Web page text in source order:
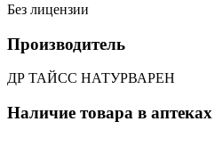
Без лицензии
Производитель
ДР ТАЙСС НАТУРВАРЕН
Наличие товара в аптеках